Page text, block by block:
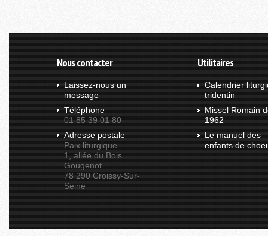
Nous contacter
Laissez-nous un
message
Téléphone
01 85 39 01 80
Adresse postale
Paix liturgique
1, allée du Bois
Gougenot
78 290 Croissy-Sur-
Seine
Utilitaires
Calendrier
tridentin
Missel Romain
1962
Le manuel des
enfants de